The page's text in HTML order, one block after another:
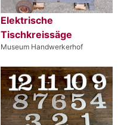
Elektrische
Tischkreissäge
Museum Handwerkerhof